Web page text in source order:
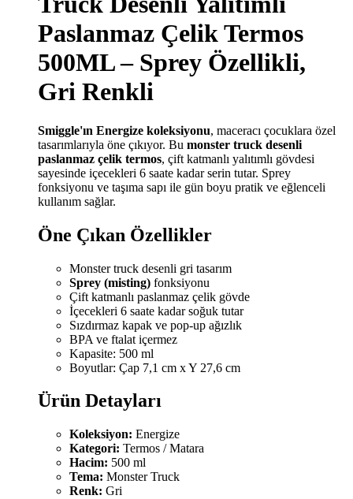
Paslanmaz Çelik Termos
500ML– Sprey Özellikli,
Gri Renkli
Smiggle'ın Energize koleksiyonu, maceracı çocuklara özel
tasarımlarıyla öne çıkıyor. Bu monster truck desenli
paslanmaz çelik termos, çift katmanlı yalıtımlı gövdesi
sayesinde içecekleri 6 saate kadar serin tutar. Sprey
fonksiyonu ve taşıma sapı ile gün boyu pratik ve eğlenceli
kullanım sağlar.
Öne Çıkan Özellikler
Monster truck desenli gri tasarım
Sprey (misting) fonksiyonu
Çift katmanlı paslanmaz çelik gövde
İçecekleri 6 saate kadar soğuk tutar
Sızdırmaz kapak ve pop-up ağızlık
BPA ve ftalat içermez
Kapasite: 500 ml
Boyutlar: Çap 7,1 cm x Y 27,6 cm
Ürün Detayları
Koleksiyon: Energize
Kategori: Termos / Matara
Hacim: 500 ml
Tema: Monster Truck
Renk: Gri